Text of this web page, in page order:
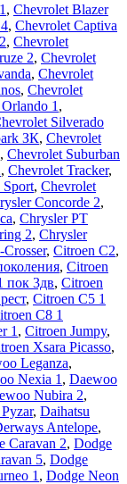
, Chevrolet Blazer
, Chevrolet Captiva
, Chevrolet
2, Chevrolet
, Chevrolet
, Chevrolet
1 ,
Silverado
ЗК, Chevrolet
, Chevrolet Suburban
, Chevrolet Tracker,
Sport, Chevrolet
Concorde 2,
, Chrysler PT
2, Chrysler
, Citroen C2,
, Citroen
пок 3дв, Citroen
, Citroen C5 1
C8 1
1 , Citroen Jumpy,
Xsara Picasso,
Leganza,
Nexia 1 , Daewoo
Nubira 2,
, Daihatsu
Antelope,
Caravan 2, Dodge
5, Dodge
1 , Dodge Neon